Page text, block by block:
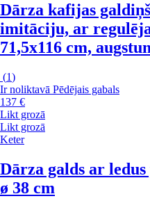
Dārza kafijas
imitāciju, ar
71,5x116 cm,
(1)
Ir noliktavā Pēdējais gabals
137 €
Likt grozā
Likt grozā
Keter
Dārza galds ar
ø 38 cm